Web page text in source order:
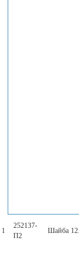
1
252137-
П2
Шайба